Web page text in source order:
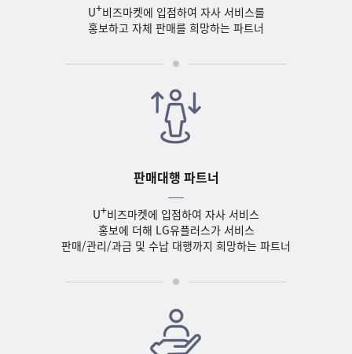
U+비즈마켓에 입점하여 자사 서비스를
홍보하고 자체 판매를 희망하는 파트너
판매대행 파트너
U+비즈마켓에 입점하여 자사 서비스
홍보에 더해 LG유플러스가 서비스
판매/관리/과금 및 수납 대행까지 희망하는 파트너